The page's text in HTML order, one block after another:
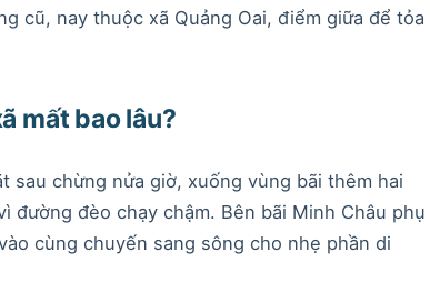
cũ, nay thuộc xã Quảng Oai, điểm giữa để tỏa
mất bao lâu?
sau chừng nửa giờ, xuống vùng bãi thêm hai
đèo chạy chậm. Bên bãi Minh Châu phụ
cùng chuyến sang sông cho nhẹ phần di